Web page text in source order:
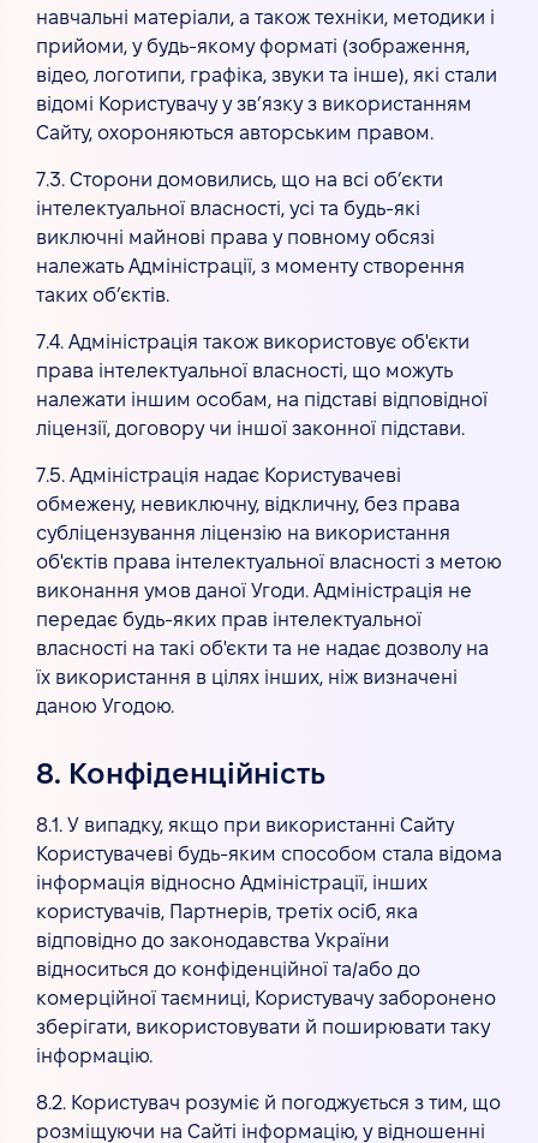
навчальні матеріали, а також техніки, методики і
прийоми, у будь-якому форматі (зображення,
відео, логотипи, графіка, звуки та інше), які стали
відомі Користувачу у зв’язку з використанням
Сайту, охороняються авторським правом.
7.3. Сторони домовились, що на всі об’єкти
інтелектуальної власності, усі та будь-які
виключні майнові права у повному обсязі
належать Адміністрації, з моменту створення
таких об’єктів.
7.4. Адміністрація також використовує об'єкти
права інтелектуальної власності, що можуть
належати іншим особам, на підставі відповідної
ліцензії, договору чи іншої законної підстави.
7.5. Адміністрація надає Користувачеві
обмежену, невиключну, відкличну, без права
субліцензування ліцензію на використання
об'єктів права інтелектуальної власності з метою
виконання умов даної Угоди. Адміністрація не
передає будь-яких прав інтелектуальної
власності на такі об'єкти та не надає дозволу на
їх використання в цілях інших, ніж визначені
даною Угодою.
8. Конфіденційність
8.1. У випадку, якщо при використанні Сайту
Користувачеві будь-яким способом стала відома
інформація відносно Адміністрації, інших
користувачів, Партнерів, третіх осіб, яка
відповідно до законодавства України
відноситься до конфіденційної та/або до
комерційної таємниці, Користувачу заборонено
зберігати, використовувати й поширювати таку
інформацію.
8.2. Користувач розуміє й погоджується з тим, що
розміщуючи на Сайті інформацію, у відношенні